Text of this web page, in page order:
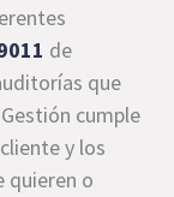
de
que
cumple
y los
quieren o